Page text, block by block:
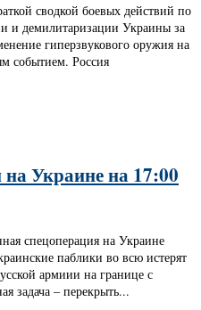
сводкой боевых действий по
и демилитаризации Украины за
гиперзвукового оружия на
событием. Россия
Украине на 17:00
спецоперация на Украине
паблики во всю истерят
армиии на границе с
задача – перекрыть...